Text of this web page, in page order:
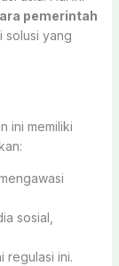
pemerintah
solusi yang
ini memiliki
sosial,
regulasi ini.